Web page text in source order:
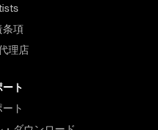
条項
理店
ト
ト